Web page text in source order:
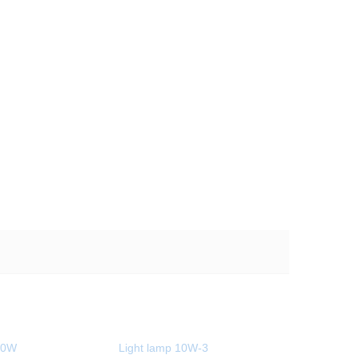
Light lamp 10W-3